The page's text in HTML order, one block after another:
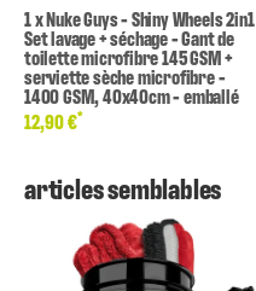
1xNuke Guys - Shiny Wheels 2in1
Set lavage + séchage - Gant de
toilette microfibre 145 GSM +
serviette sèche microfibre -
1400 GSM, 40x40cm - emballé
12,90 €*
articles semblables